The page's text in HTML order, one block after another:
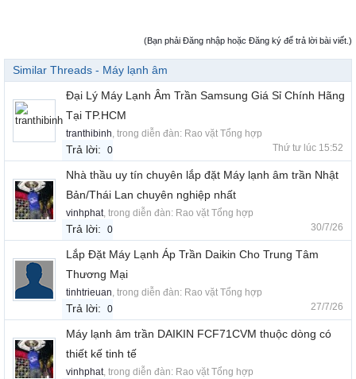
(Bạn phải Đăng nhập hoặc Đăng ký để trả lời bài viết.)
Similar Threads - Máy lạnh âm
Đại Lý Máy Lạnh Âm Trần Samsung Giá Sỉ Chính Hãng
Tại TP.HCM
tranthibinh, trong diễn đàn: Rao vặt Tổng hợp
Trả lời: 0 Thứ tư lúc 15:52
Nhà thầu uy tín chuyên lắp đặt Máy lạnh âm trần Nhật
Bản/Thái Lan chuyên nghiệp nhất
vinhphat, trong diễn đàn: Rao vặt Tổng hợp
Trả lời: 0 30/7/26
Lắp Đặt Máy Lạnh Áp Trần Daikin Cho Trung Tâm
Thương Mại
tinhtrieuan, trong diễn đàn: Rao vặt Tổng hợp
Trả lời: 0 27/7/26
Máy lạnh âm trần DAIKIN FCF71CVM thuộc dòng có
thiết kế tinh tế
vinhphat, trong diễn đàn: Rao vặt Tổng hợp